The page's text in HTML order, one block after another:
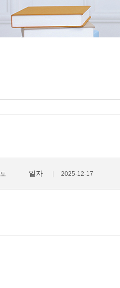
일자 2025-12-17